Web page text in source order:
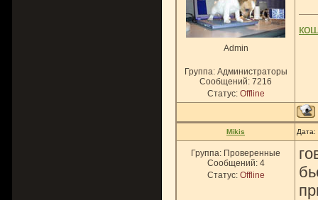
Admin
Группа: Администраторы
Сообщений: 7216
Статус: Offline
Mikis Дата:
Группа: Проверенные
Сообщений: 4
Статус: Offline